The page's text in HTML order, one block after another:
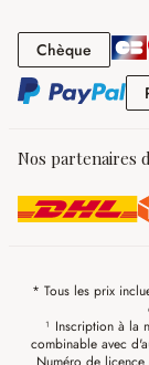
Chèque Chèque
Nos partenaires
* Tous les prix
¹ Inscription à la
combinable avec